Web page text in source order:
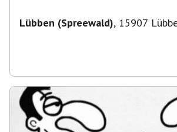
Lübben (Spreewald), 15907